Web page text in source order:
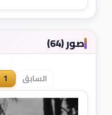
صور (64)
السابق 1